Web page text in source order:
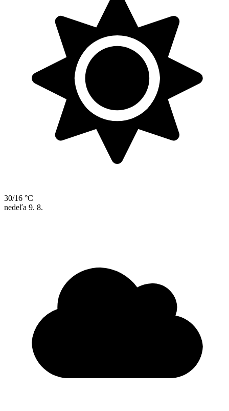
30/16 °C
nedeľa 9. 8.